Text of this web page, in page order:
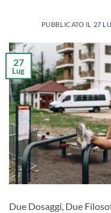
PUBBLICATO IL 27
27
Lug
Due Dosaggi, Due